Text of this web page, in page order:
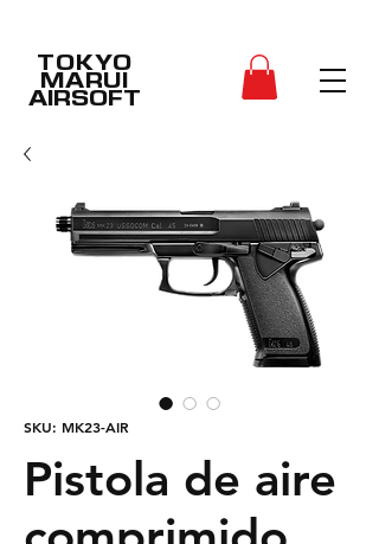
TOKYO
MARUI
AIRSOFT
SKU: MK23-AIR
Pistola de aire